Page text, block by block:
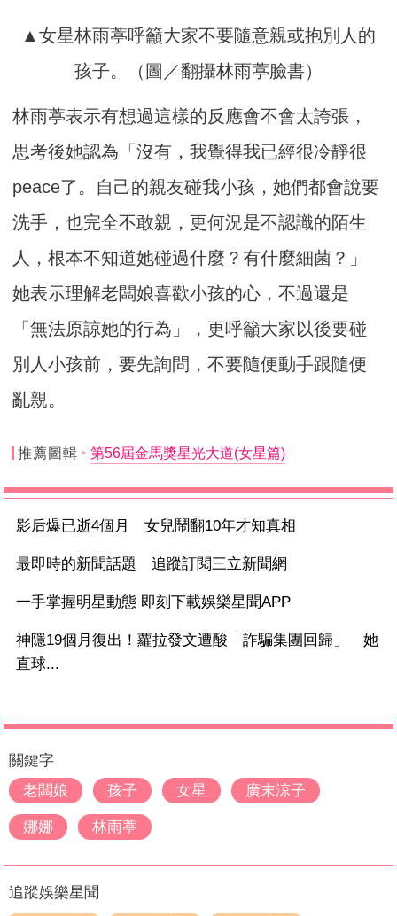
▲女星林雨葶呼籲大家不要隨意親或抱別人的
孩子。（圖／翻攝林雨葶臉書）
林雨葶表示有想過這樣的反應會不會太誇張，
思考後她認為「沒有，我覺得我已經很冷靜很
peace了。自己的親友碰我小孩，她們都會說要
洗手，也完全不敢親，更何況是不認識的陌生
人，根本不知道她碰過什麼？有什麼細菌？」
她表示理解老闆娘喜歡小孩的心，不過還是
「無法原諒她的行為」，更呼籲大家以後要碰
別人小孩前，要先詢問，不要隨便動手跟隨便
亂親。
推薦圖輯 第56屆金馬獎星光大道(女星篇)
影后爆已逝4個月 女兒鬧翻10年才知真相
最即時的新聞話題 追蹤訂閱三立新聞網
一手掌握明星動態 即刻下載娛樂星聞APP
神隱19個月復出！蘿拉發文遭酸「詐騙集團回歸」 她
直球...
關鍵字
老闆娘
孩子 女星 廣末涼子
娜娜 林雨葶
追蹤娛樂星聞